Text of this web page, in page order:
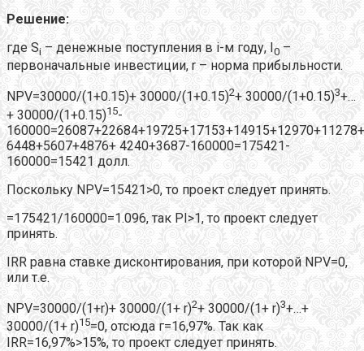
Решение:
где Si – денежные поступления в i-м году, I0 –
первоначальные инвестиции, r – норма прибыльности.
NPV=30000/(1+0.15)+ 30000/(1+0.15)2+ 30000/(1+0.15)3+…
+ 30000/(1+0.15)15-
6448+5607+4876+ 4240+3687-160000=175421-
160000=15421 долл.
Поскольку NPV=15421>0, то проект следует принять.
=175421/160000=1.096, так PI>1, то проект следует
принять.
IRR равна ставке дисконтирования, при которой NPV=0,
или т.е.
NPV=30000/(1+r)+ 30000/(1+ r)2+ 30000/(1+ r)3+…+
30000/(1+ r)15=0, отсюда г=16,97%. Так как
IRR=16,97%>15%, то проект следует принять.